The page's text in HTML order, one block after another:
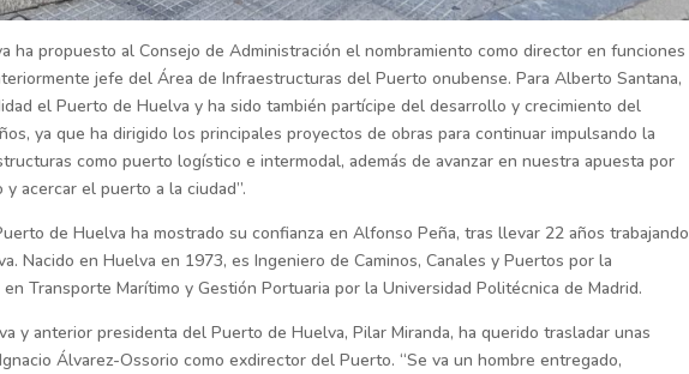
ha propuesto al Consejo de Administración el nombramiento como director en funciones
jefe del Área de Infraestructuras del Puerto onubense. Para Alberto Santana,
el Puerto de Huelva y ha sido también partícipe del desarrollo y crecimiento del
ya que ha dirigido los principales proyectos de obras para continuar impulsando la
como puerto logístico e intermodal, además de avanzar en nuestra apuesta por
acercar el puerto a la ciudad”.
de Huelva ha mostrado su confianza en Alfonso Peña, tras llevar 22 años trabajando
Nacido en Huelva en 1973, es Ingeniero de Caminos, Canales y Puertos por la
Transporte Marítimo y Gestión Portuaria por la Universidad Politécnica de Madrid.
y anterior presidenta del Puerto de Huelva, Pilar Miranda, ha querido trasladar unas
Álvarez-Ossorio como exdirector del Puerto. “Se va un hombre entregado,